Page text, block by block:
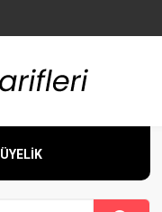
ÜYELİK